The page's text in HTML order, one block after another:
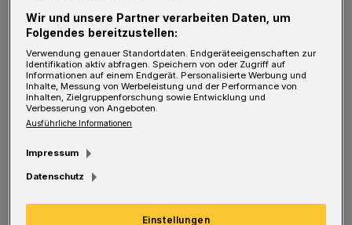
Jahr im Stadtgebiet an einzelnen
unterschiedlichen Stellen mehrjährige
Staudenbeete ausprobiert“. Da hätte sie doch
einfach mal die vielen, vielen
Wuppertaler*innen fragen können, die das
seit Jahren in ihren Gärten erfolgreich
praktizieren.
Wir und unsere Partner verarbeiten Daten, um
Folgendes bereitzustellen:
Verwendung genauer Standortdaten. Endgeräteeigenschaften zur
Identifikation aktiv abfragen. Speichern von oder Zugriff auf
Informationen auf einem Endgerät. Personalisierte Werbung und
Inhalte, Messung von Werbeleistung und der Performance von
Inhalten, Zielgruppenforschung sowie Entwicklung und
Verbesserung von Angeboten.
Ausführliche Informationen
Impressum
Datenschutz
Einstellungen